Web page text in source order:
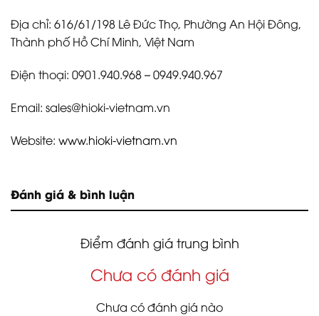
Địa chỉ: 616/61/198 Lê Đức Thọ, Phường An Hội Đông,
Thành phố Hồ Chí Minh, Việt Nam
Điện thoại: 0901.940.968 – 0949.940.967
Email: sales@hioki-vietnam.vn
Website: www.hioki-vietnam.vn
Đánh giá & bình luận
Điểm đánh giá trung bình
Chưa có đánh giá
Chưa có đánh giá nào